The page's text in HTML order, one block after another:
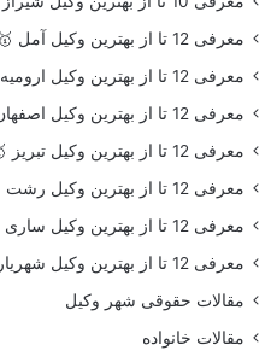
معرفی 12 تا از بهترین وکیل آمل 🥇【آپدیت جدید】⚖️
معرفی 12 تا از بهترین وکیل ارومیه 🥇【آپدیت جدید】⚖️
معرفی 12 تا از بهترین وکیل اصفهان 🥇【آپدیت جدید】⚖️
معرفی 12 تا از بهترین وکیل تبریز 🥇【آپدیت جدید】⚖️
معرفی 12 تا از بهترین وکیل رشت 🥇【آپدیت جدید】⚖️
معرفی 12 تا از بهترین وکیل ساری 🥇【آپدیت جدید】⚖️
معرفی 12 تا از بهترین وکیل شهریار 🥇【آپدیت جدید】⚖️
مقالات حقوقی شهر وکیل
مقالات خانواده